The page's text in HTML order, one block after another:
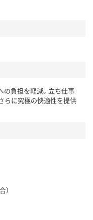
の負担を軽減。立ち仕事
らに究極の快適性を提供
）